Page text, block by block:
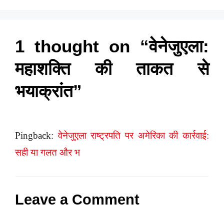
1 thought on “वेनेजुएला:
महाशक्ति की ताकत से
भयाक्रांत”
Pingback:वेनेजुएला राष्ट्रपति पर अमेरिका की कार्रवाई:
सही या गलत और भ
Leave a Comment